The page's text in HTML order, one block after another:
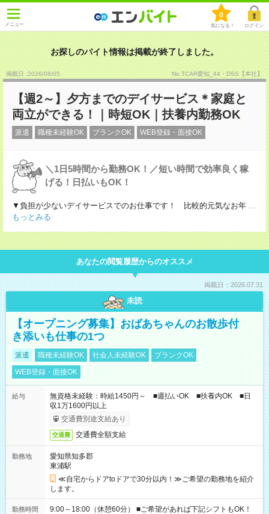
メニュー
0
気になる！ ログイン
お探しのバイト情報は掲載が終了しました。
掲載日 :2026/08/05 No.TCAR愛知_44・DSS【本社】
【週2～】夕方までのデイサービス＊家庭と
両立ができる！｜時短OK｜扶養内勤務OK
派遣 職種未経験OK ブランクOK WEB登録・面接OK
＼1日5時間から勤務OK！／短い時間で効率良く稼
げる！日払いもOK！
▼負担が少ないデイサービスでのお仕事です！ 比較的元気なお年 ...
もっとみる
あなたの閲覧履歴からのオススメ
掲載日：2026.07.31
未読
【オープニング募集】おばあちゃんのお散歩付
き添いも仕事の1つ
派遣 職種未経験OK 社会人未経験OK
ブランクOK
WEB登録・面接OK
給与
無資格未経験：時給1450円～ ■週払いOK ■扶養内OK ■日
収1万1600円以上
交通費別途支給あり
交通費 交通費全額支給
勤務地
愛知県知多郡
東浦駅
≪自宅からドアtoドアで30分以内！≫ご希望の勤務地を紹介
します。
勤務時間
9:00～18:00（休憩60分） ■ご希望があれば下記シフトもOK！